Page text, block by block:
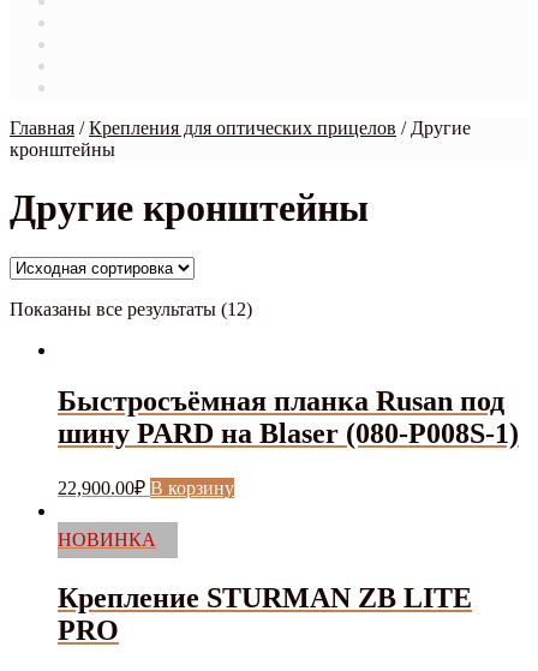
Главная /Крепления для оптических прицелов / Другие
кронштейны
Другие кронштейны
Показаны все результаты (12)
Быстросъёмная планка Rusan под
шину PARD на Blaser (080-P008S-1)
22,900.00₽ В корзину
НОВИНКА
Крепление STURMAN ZB LITE
PRO